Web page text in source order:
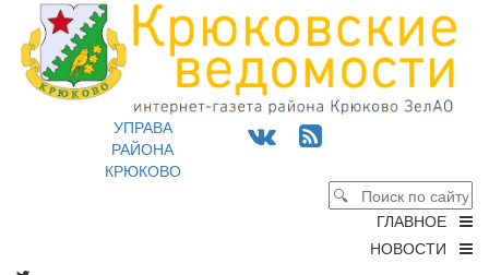
УПРАВА
РАЙОНА
КРЮКОВО
ГЛАВНОЕ
НОВОСТИ